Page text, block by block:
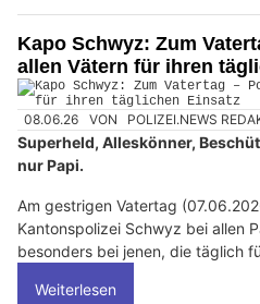
Kapo Schwyz: Zum
allen Vätern für ihren
08.06.26 VON POLIZEI.NEWS
Superheld, Alleskönner,
nur Papi.
Am gestrigen Vatertag
Kantonspolizei Schwyz bei allen
besonders bei jenen, die täglich
Weiterlesen